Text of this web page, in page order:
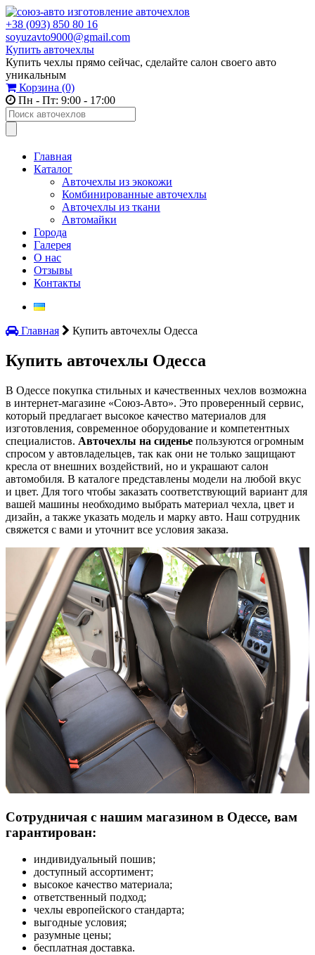
+38 (093) 850 80 16
soyuzavto9000@gmail.com
Купить авточехлы
Купить чехлы прямо сейчас, сделайте салон своего авто
уникальным
Корзина (0)
Пн - Пт: 9:00 - 17:00
Главная
Каталог
Авточехлы из экокожи
Комбинированные авточехлы
Авточехлы из ткани
Автомайки
Города
Галерея
О нас
Отзывы
Контакты
Главная Купить авточехлы Одесса
Купить авточехлы Одесса
В Одессе покупка стильных и качественных чехлов возможна
в интернет-магазине «Союз-Авто». Это проверенный сервис,
который предлагает высокое качество материалов для
изготовления, современное оборудование и компетентных
специалистов. Авточехлы на сиденье пользуются огромным
спросом у автовладельцев, так как они не только защищают
кресла от внешних воздействий, но и украшают салон
автомобиля. В каталоге представлены модели на любой вкус
и цвет. Для того чтобы заказать соответствующий вариант для
вашей машины необходимо выбрать материал чехла, цвет и
дизайн, а также указать модель и марку авто. Наш сотрудник
свяжется с вами и уточнит все условия заказа.
Сотрудничая с нашим магазином в Одессе, вам
гарантирован:
индивидуальный пошив;
доступный ассортимент;
высокое качество материала;
ответственный подход;
чехлы европейского стандарта;
выгодные условия;
разумные цены;
бесплатная доставка.